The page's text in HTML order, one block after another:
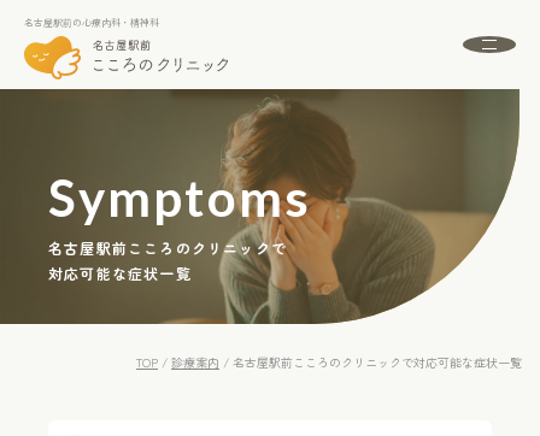
名古屋駅前の心療内科・精神科
Symptoms
名古屋駅前こころのクリニックで
対応可能な症状一覧
TOP / 診療案内 / 名古屋駅前こころのクリニックで対応可能な症状一覧
名古屋駅前の心療内科・精神科
名古屋駅前こころのクリニックとは
初めての方へ
Menu 診療案内
Doctor ドクター紹介